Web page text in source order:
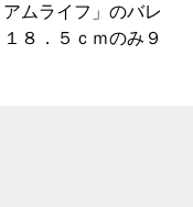
ムライフ」のバレ
．５ｃｍのみ９